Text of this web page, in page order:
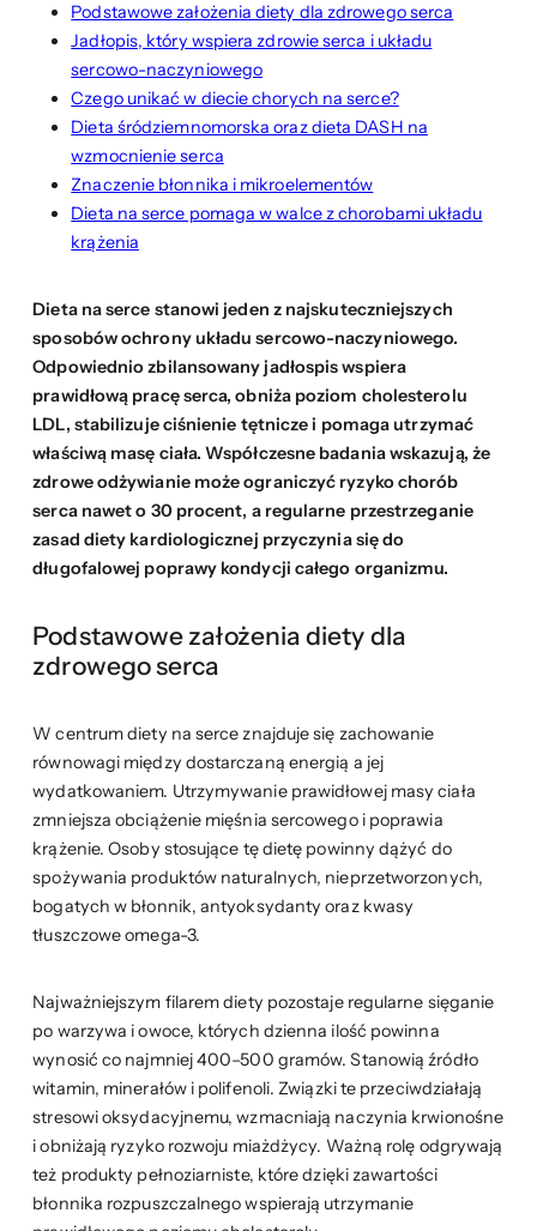
Podstawowe założenia diety dla zdrowego serca
Jadłopis, który wspiera zdrowie serca i układu
sercowo-naczyniowego
Czego unikać w diecie chorych na serce?
Dieta śródziemnomorska oraz dieta DASH na
wzmocnienie serca
Znaczenie błonnika i mikroelementów
Dieta na serce pomaga w walce z chorobami układu
krążenia
Dieta na serce stanowi jeden z najskuteczniejszych
sposobów ochrony układu sercowo-naczyniowego.
Odpowiednio zbilansowany jadłospis wspiera
prawidłową pracę serca, obniża poziom cholesterolu
LDL, stabilizuje ciśnienie tętnicze i pomaga utrzymać
właściwą masę ciała. Współczesne badania wskazują, że
zdrowe odżywianie może ograniczyć ryzyko chorób
serca nawet o 30 procent, a regularne przestrzeganie
zasad diety kardiologicznej przyczynia się do
długofalowej poprawy kondycji całego organizmu.
Podstawowe założenia diety dla
zdrowego serca
W centrum diety na serce znajduje się zachowanie
równowagi między dostarczaną energią a jej
wydatkowaniem. Utrzymywanie prawidłowej masy ciała
zmniejsza obciążenie mięśnia sercowego i poprawia
krążenie. Osoby stosujące tę dietę powinny dążyć do
spożywania produktów naturalnych, nieprzetworzonych,
bogatych w błonnik, antyoksydanty oraz kwasy
tłuszczowe omega-3.
Najważniejszym filarem diety pozostaje regularne sięganie
po warzywa i owoce, których dzienna ilość powinna
wynosić co najmniej 400–500 gramów. Stanowią źródło
witamin, minerałów i polifenoli. Związki te przeciwdziałają
stresowi oksydacyjnemu, wzmacniają naczynia krwionośne
i obniżają ryzyko rozwoju miażdżycy. Ważną rolę odgrywają
też produkty pełnoziarniste, które dzięki zawartości
błonnika rozpuszczalnego wspierają utrzymanie